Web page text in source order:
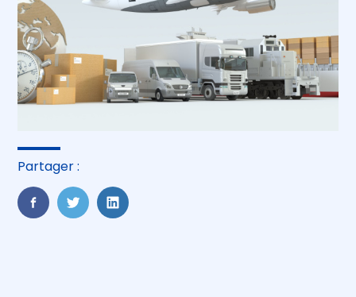
Partager :
FaceBook
TwitterLinkedIn